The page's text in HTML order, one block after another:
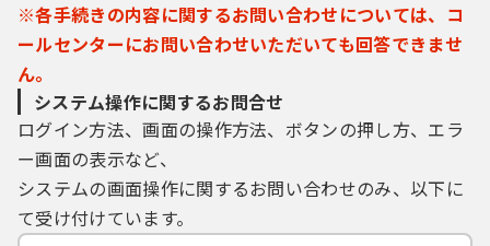
※各手続きの内容に関するお問い合わせについては、コ
ールセンターにお問い合わせいただいても回答できませ
ん。
システム操作に関するお問合せ
ログイン方法、画面の操作方法、ボタンの押し方、エラ
ー画面の表示など、
システムの画面操作に関するお問い合わせのみ、以下に
て受け付けています。